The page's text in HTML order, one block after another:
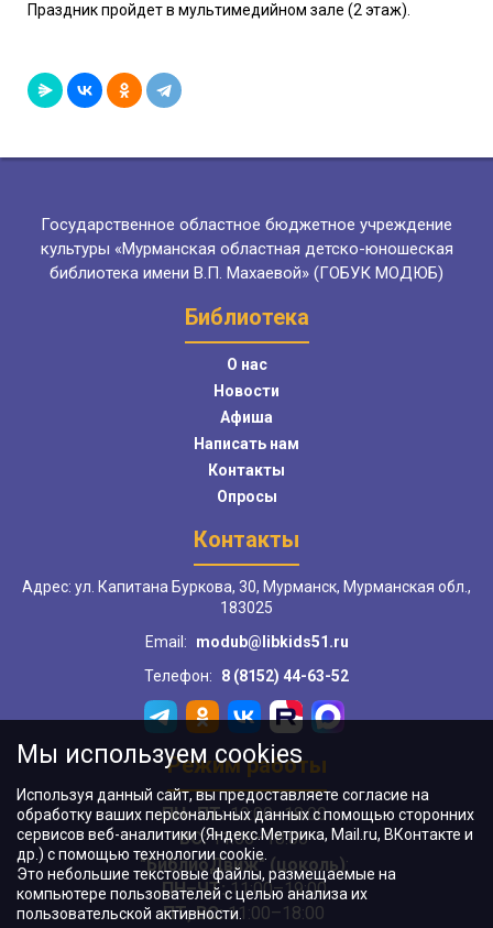
Праздник пройдет в мультимедийном зале (2 этаж).
Государственное областное бюджетное учреждение
культуры «Мурманская областная детско-юношеская
библиотека имени В.П. Махаевой» (ГОБУК МОДЮБ)
Библиотека
О нас
Новости
Афиша
Написать нам
Контакты
Опросы
Контакты
Адрес: ул. Капитана Буркова, 30, Мурманск, Мурманская обл.,
183025
Email:
modub@libkids51.ru
Телефон:
8 (8152) 44-63-52
Режим работы
ПН–ПТ:10:00–18:00
ВС:11:00–18:00
"БиблиоДвиж" (цоколь):
ПН–ЧТ:11:00–19:00
ПТ, ВС:11:00–18:00
Мы используем cookies
Используя данный сайт, вы предоставляете согласие на
обработку ваших персональных данных с помощью сторонних
сервисов веб-аналитики (Яндекс.Метрика, Mail.ru, ВКонтакте и
др.) с помощью технологии cookie.
Это небольшие текстовые файлы, размещаемые на
компьютере пользователей с целью анализа их
пользовательской активности.